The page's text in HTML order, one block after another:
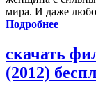
мира. И даже
Подробнее
скачать
(2012)